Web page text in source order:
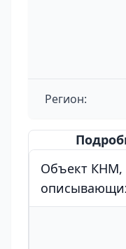
Регион:
Объект КНМ,